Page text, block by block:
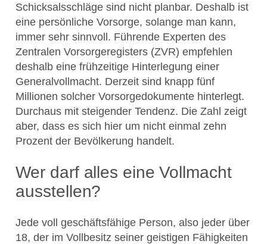
Schicksalsschläge sind nicht planbar. Deshalb ist
eine persönliche Vorsorge, solange man kann,
immer sehr sinnvoll. Führende Experten des
Zentralen Vorsorgeregisters (ZVR) empfehlen
deshalb eine frühzeitige Hinterlegung einer
Generalvollmacht. Derzeit sind knapp fünf
Millionen solcher Vorsorgedokumente hinterlegt.
Durchaus mit steigender Tendenz. Die Zahl zeigt
aber, dass es sich hier um nicht einmal zehn
Prozent der Bevölkerung handelt.
Wer darf alles eine Vollmacht
ausstellen?
Jede voll geschäftsfähige Person, also jeder über
18, der im Vollbesitz seiner geistigen Fähigkeiten